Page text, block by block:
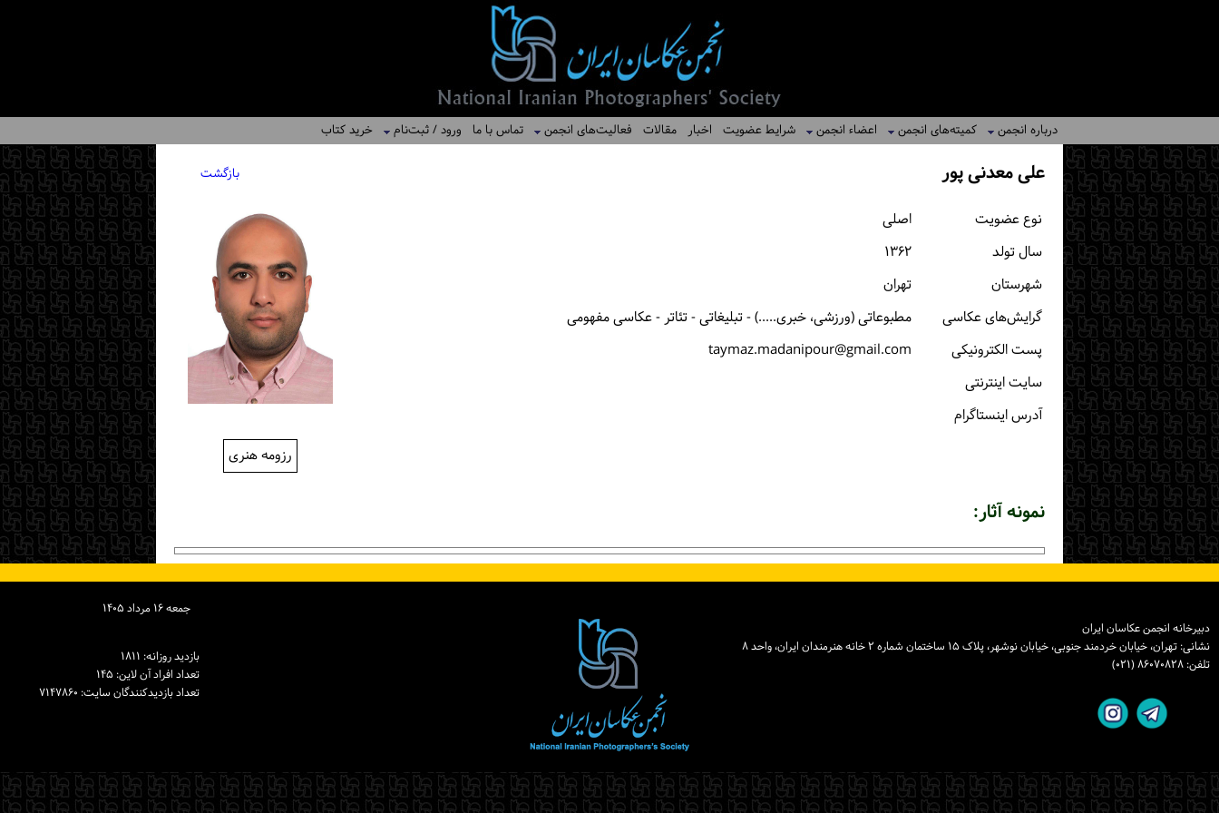
درباره انجمن کمیته‌های انجمن اعضاء انجمن شرایط عضویت اخبار مقالات فعالیت‌های انجمن تماس با ما ورود / ثبت‌نام خرید کتاب
علی معدنی پور بازگشت
رزومه هنری
نوع عضویت
اصلی
سال تولد
۱۳۶۲
شهرستان
تهران
گرایش‌های عکاسی
مطبوعاتی (ورزشی، خبری.....) - تبلیغاتی - تئاتر - عکاسی مفهومی
پست الكترونیكی
taymaz.madanipour@gmail.com
سایت اینترنتی
آدرس اینستاگرام
نمونه آثار:
جمعه ۱۶ مرداد ۱۴۰۵
بازدید روزانه: ۱۸۱۱
تعداد افراد آن لاین: ۱۴۵
تعداد بازدیدكنندگان سایت: ۷۱۴۷۸۶۰
دبیرخانه انجمن عکاسان ایران
نشانی: تهران، خیابان خردمند جنوبی، خیابان نوشهر، پلاک ۱۵ ساختمان شماره ۲ خانه هنرمندان ایران، واحد ۸
تلفن: ۸۶۰۷۰۸۲۸ (۰۲۱)